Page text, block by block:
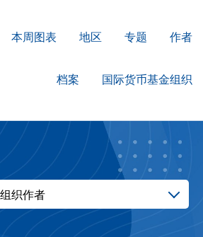
本周图表 地区 专题 作者
档案 国际货币基金组织
织作者